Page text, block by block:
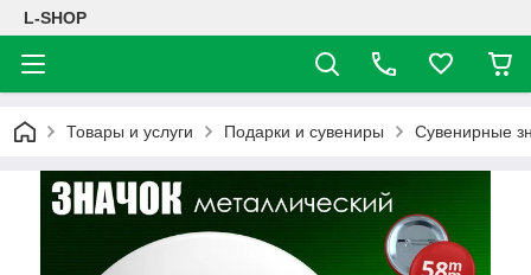
L-SHOP
Товары и услуги Подарки и сувениры Сувенирные